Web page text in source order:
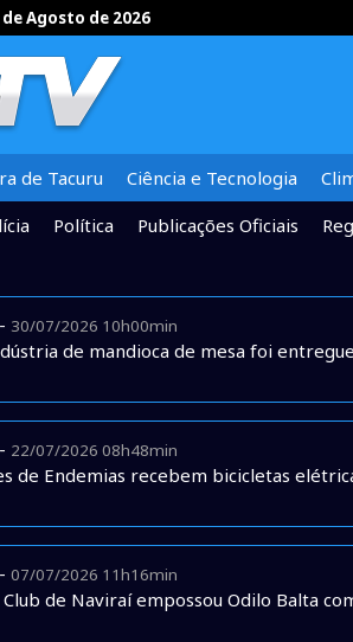
Agosto de 2026
de Tacuru Ciência e Tecnologia
Política Publicações Oficiais
30/07/2026 10h00min
de mandioca de mesa foi entregue
22/07/2026 08h48min
de Endemias recebem bicicletas
07/07/2026 11h16min
de Naviraí empossou Odilo Balta